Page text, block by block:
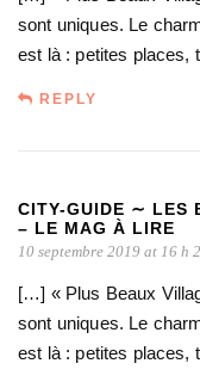
sont uniques. Le
est là : petites
REPLY
CITY-GUIDE ∼ LES
– LE MAG À LIRE
10 septembre 2019 at 16 h
[…] « Plus Beaux
sont uniques. Le
est là : petites